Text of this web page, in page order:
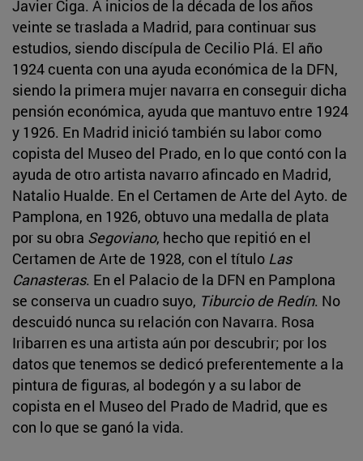
Javier Ciga. A inicios de la década de los años
veinte se traslada a Madrid, para continuar sus
estudios, siendo discípula de Cecilio Plá. El año
1924 cuenta con una ayuda económica de la DFN,
siendo la primera mujer navarra en conseguir dicha
pensión económica, ayuda que mantuvo entre 1924
y 1926. En Madrid inició también su labor como
copista del Museo del Prado, en lo que contó con la
ayuda de otro artista navarro afincado en Madrid,
Natalio Hualde. En el Certamen de Arte del Ayto. de
Pamplona, en 1926, obtuvo una medalla de plata
por su obra Segoviano, hecho que repitió en el
Certamen de Arte de 1928, con el título Las
Canasteras. En el Palacio de la DFN en Pamplona
se conserva un cuadro suyo, Tiburcio de Redín. No
descuidó nunca su relación con Navarra. Rosa
Iribarren es una artista aún por descubrir; por los
datos que tenemos se dedicó preferentemente a la
pintura de figuras, al bodegón y a su labor de
copista en el Museo del Prado de Madrid, que es
con lo que se ganó la vida.